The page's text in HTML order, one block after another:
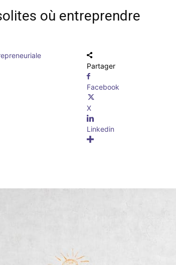
où entreprendre
Partager
Facebook
X
Linkedin